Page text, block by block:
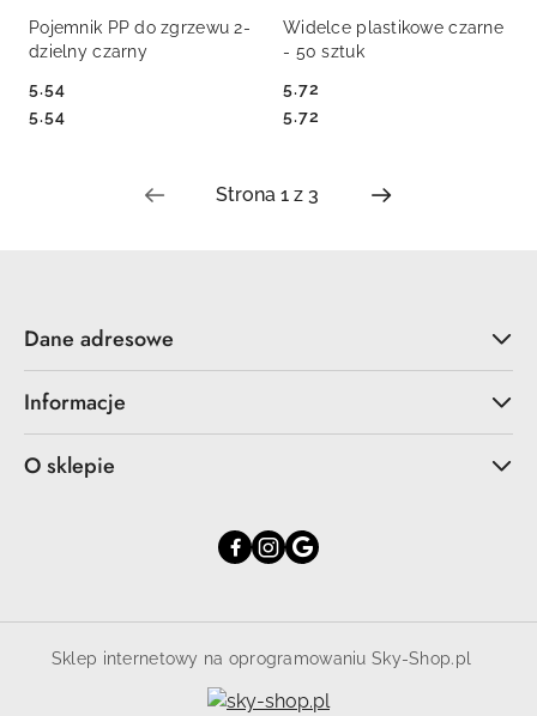
Pojemnik PP do zgrzewu 2-
dzielny czarny
Cena:
5.54
Cena:
5.54
Widelce plastikowe czarne
- 50 sztuk
Cena:
5.72
Cena:
5.72
Dane adresowe
Informacje
O sklepie
Sklep internetowy na oprogramowaniu Sky-Shop.pl